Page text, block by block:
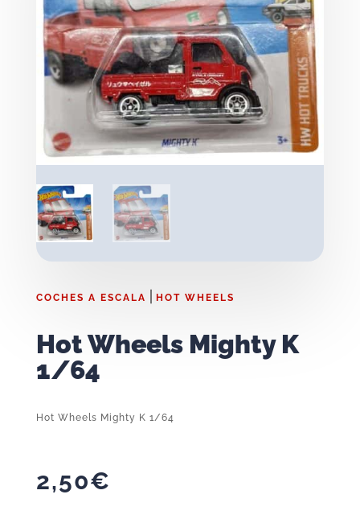
COCHES A ESCALA HOT WHEELS
Hot Wheels Mighty K
1/64
Hot Wheels Mighty K 1/64
2,50€